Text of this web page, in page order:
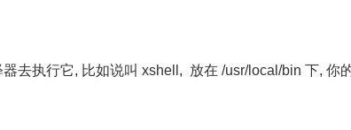
去执行它, 比如说叫 xshell, 放在 /usr/local/bin 下, 你